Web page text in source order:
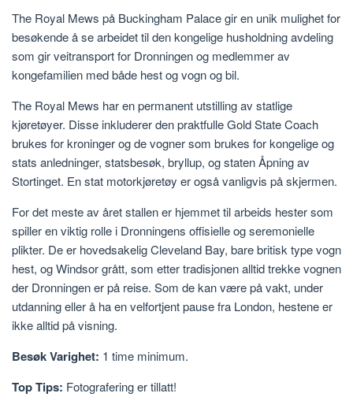
The Royal Mews på Buckingham Palace gir en unik mulighet for
besøkende å se arbeidet til den kongelige husholdning avdeling
som gir veitransport for Dronningen og medlemmer av
kongefamilien med både hest og vogn og bil.
The Royal Mews har en permanent utstilling av statlige
kjøretøyer. Disse inkluderer den praktfulle Gold State Coach
brukes for kroninger og de vogner som brukes for kongelige og
stats anledninger, statsbesøk, bryllup, og staten Åpning av
Stortinget. En stat motorkjøretøy er også vanligvis på skjermen.
For det meste av året stallen er hjemmet til arbeids hester som
spiller en viktig rolle i Dronningens offisielle og seremonielle
plikter. De er hovedsakelig Cleveland Bay, bare britisk type vogn
hest, og Windsor grått, som etter tradisjonen alltid trekke vognen
der Dronningen er på reise. Som de kan være på vakt, under
utdanning eller å ha en velfortjent pause fra London, hestene er
ikke alltid på visning.
Besøk Varighet: 1 time minimum.
Top Tips: Fotografering er tillatt!